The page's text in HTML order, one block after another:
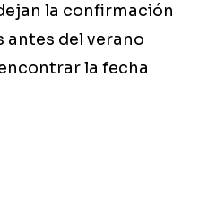
la confirmación
antes del verano
la fecha